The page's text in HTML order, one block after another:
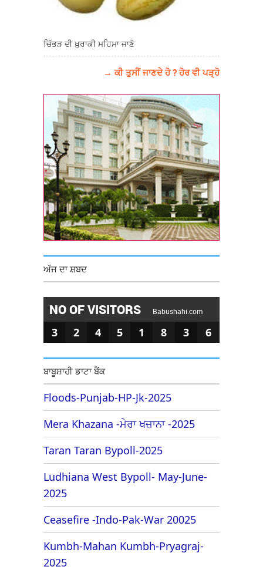
ਚਿੱਭੜ ਦੀ ਖ਼ੁਰਾਕੀ ਮਹਿਮਾ ਜਾਣੋ
→ ਕੀ ਤੁਸੀਂ ਜਾਣਦੇ ਹੋ ? ਹੋਰ ਵੀ ਪੜ੍ਹੋ
ਅੱਜ ਦਾ ਸ਼ਬਦ
NO OF VISITORS Babushahi.com
3 2 4 5 1 8 3 6
ਬਾਬੂਸ਼ਾਹੀ ਡਾਟਾ ਬੈਂਕ
Floods-Punjab-HP-Jk-2025
Mera Khazana -ਮੇਰਾ ਖਜ਼ਾਨਾ -2025
Taran Taran Bypoll-2025
Ludhiana West Bypoll- May-June-
2025
Ceasefire -Indo-Pak-War 20025
Kumbh-Mahan Kumbh-Pryagraj-
2025